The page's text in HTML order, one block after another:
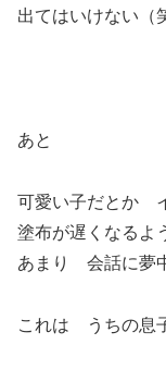
出てはいけない（
あと
可愛い子だとか
塗布が遅くなるよ
あまり 会話に夢
これは うちの息